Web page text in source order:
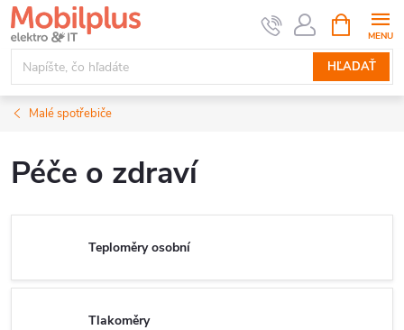
Prejsť
na
obsah
HĽADAŤ
KOŠÍK
Malé spotřebiče
Péče o zdraví
Teploměry osobní
Tlakoměry